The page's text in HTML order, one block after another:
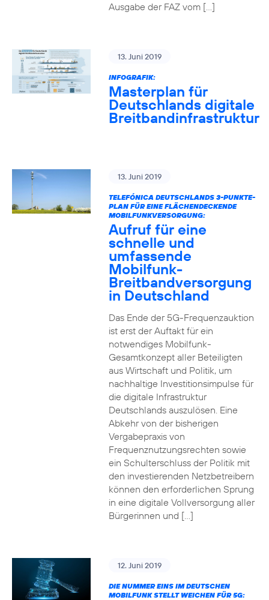
Ausgabe der FAZ vom […]
13. Juni 2019
INFOGRAFIK:
Masterplan für
Deutschlands digitale
Breitbandinfrastruktur
13. Juni 2019
TELEFÓNICA DEUTSCHLANDS 3-PUNKTE-
PLAN FÜR EINE FLÄCHENDECKENDE
MOBILFUNKVERSORGUNG:
Aufruf für eine
schnelle und
umfassende
Mobilfunk-
Breitbandversorgung
in Deutschland
Das Ende der 5G-Frequenzauktion
ist erst der Auftakt für ein
notwendiges Mobilfunk-
Gesamtkonzept aller Beteiligten
aus Wirtschaft und Politik, um
nachhaltige Investitionsimpulse für
die digitale Infrastruktur
Deutschlands auszulösen. Eine
Abkehr von der bisherigen
Vergabepraxis von
Frequenznutzungsrechten sowie
ein Schulterschluss der Politik mit
den investierenden Netzbetreibern
können den erforderlichen Sprung
in eine digitale Vollversorgung aller
Bürgerinnen und […]
12. Juni 2019
DIE NUMMER EINS IM DEUTSCHEN
MOBILFUNK STELLT WEICHEN FÜR 5G: